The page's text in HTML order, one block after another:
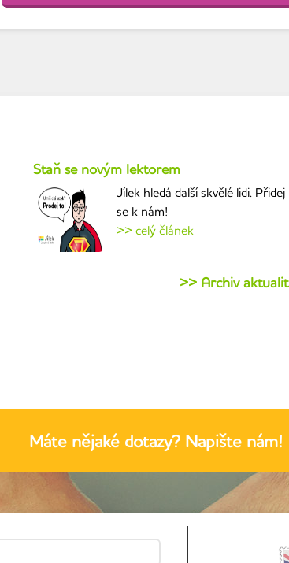
Staň se novým lektorem
Jílek hledá další skvělé lidi. Přidej
se k nám!
>> celý článek
>> Archiv aktualit
Máte nějaké dotazy? Napište nám!